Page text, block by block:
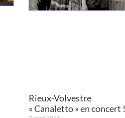
Rieux-Volvestre
« Canaletto » en concert !